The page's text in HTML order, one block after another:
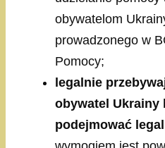
obywatelom
prowadzonego w
Pomocy;
legalnie
obywatel Ukrainy
podejmować